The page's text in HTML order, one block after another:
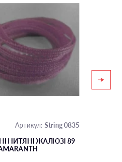
Артикул: String 0835
НИТЯНІ ЖАЛЮЗІ 89